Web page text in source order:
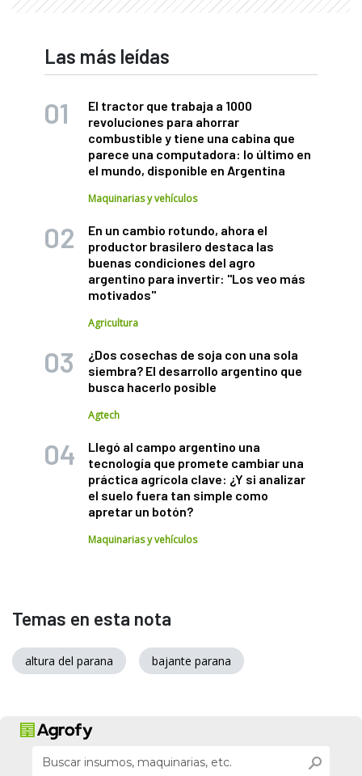
Las más leídas
El tractor que trabaja a 1000
revoluciones para ahorrar
combustible y tiene una cabina que
parece una computadora: lo último en
el mundo, disponible en Argentina
Maquinarias y vehículos
En un cambio rotundo, ahora el
productor brasilero destaca las
buenas condiciones del agro
argentino para invertir: "Los veo más
motivados"
Agricultura
¿Dos cosechas de soja con una sola
siembra? El desarrollo argentino que
busca hacerlo posible
Agtech
Llegó al campo argentino una
tecnología que promete cambiar una
práctica agrícola clave: ¿Y si analizar
el suelo fuera tan simple como
apretar un botón?
Maquinarias y vehículos
Temas en esta nota
altura del parana bajante parana